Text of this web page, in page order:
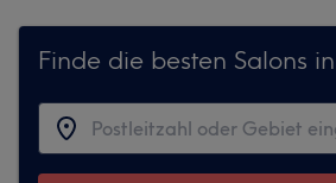
Finde die besten Salons